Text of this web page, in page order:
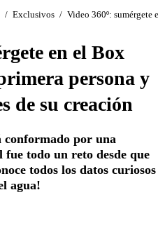
/ Exclusivos / Video 360º: sumérgete
en el Box
persona y
de su creación
conformado por una
fue todo un reto desde que
todos los datos curiosos
agua!